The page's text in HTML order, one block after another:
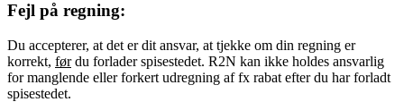
Fejl på regning:
Du accepterer, at det er dit ansvar, at tjekke om din regning er
korrekt, førdu forlader spisestedet. R2N kan ikke holdes ansvarlig
for manglende eller forkert udregning af fx rabat efter du har forladt
spisestedet.